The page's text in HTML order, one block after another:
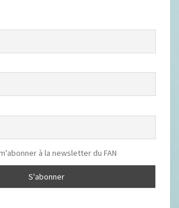
à la newsletter du FAN